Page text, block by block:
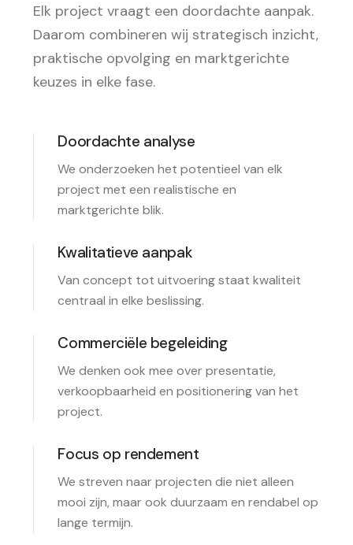
Elk project vraagt een doordachte aanpak.
Daarom combineren wij strategisch inzicht,
praktische opvolging en marktgerichte
keuzes in elke fase.
Doordachte analyse
We onderzoeken het potentieel van elk
project met een realistische en
marktgerichte blik.
Kwalitatieve aanpak
Van concept tot uitvoering staat kwaliteit
centraal in elke beslissing.
Commerciële begeleiding
We denken ook mee over presentatie,
verkoopbaarheid en positionering van het
project.
Focus op rendement
We streven naar projecten die niet alleen
mooi zijn, maar ook duurzaam en rendabel op
lange termijn.